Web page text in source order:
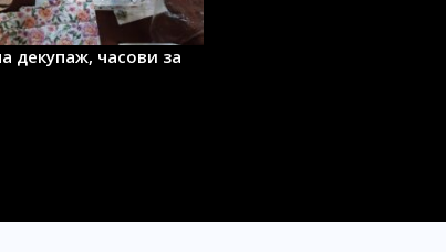
декупаж, часови за